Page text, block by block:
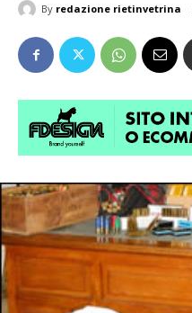
By redazione rietinvetrina